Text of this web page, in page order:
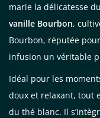
marie la délicatesse
vanille Bourbon,
Bourbon, réputée
infusion un véritable
Idéal pour les
doux et relaxant, tout
du thé blanc. Il
promotionnelles.
confidentialité.
confidentialité
conditions